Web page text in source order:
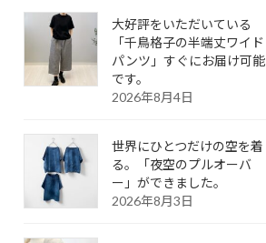
大好評をいただいている
「千鳥格子の半端丈ワイド
パンツ」すぐにお届け可能
です。
2026年8月4日
世界にひとつだけの空を着
る。「夜空のプルオーバ
ー」ができました。
2026年8月3日